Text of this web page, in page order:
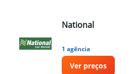
National
1 agência
Ver preços